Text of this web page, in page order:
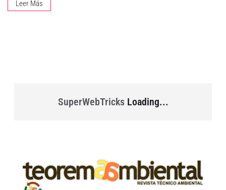
Leer Más
SuperWebTricksLoading...